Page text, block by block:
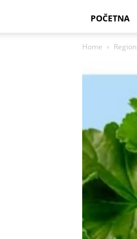
POČETNA
Home Region